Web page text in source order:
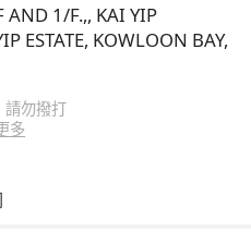
AND 1/F.,, KAI YIP
ESTATE, KOWLOON BAY,
請勿撥打
多